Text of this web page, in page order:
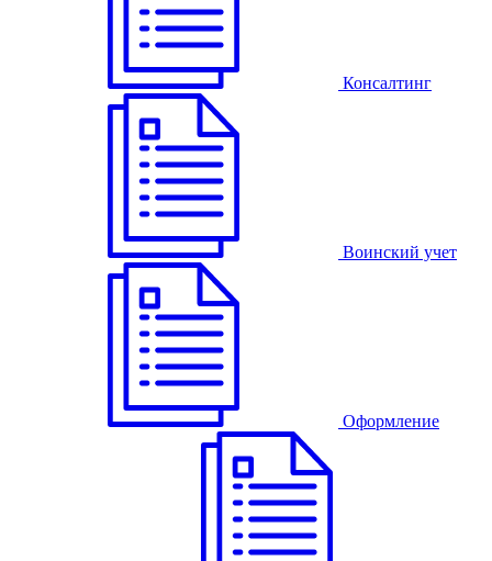
Консалтинг
Воинский учет
Оформление